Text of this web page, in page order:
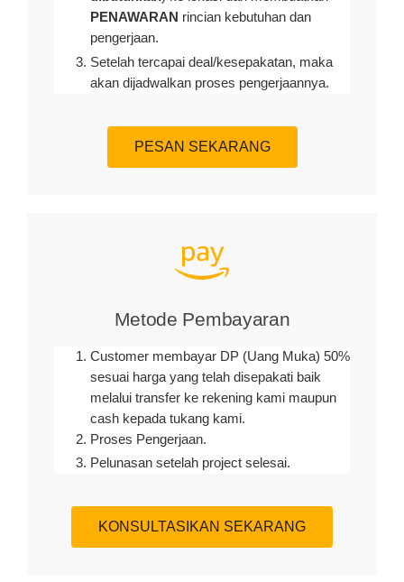
PENAWARAN rincian kebutuhan dan
pengerjaan.
Setelah tercapai deal/kesepakatan, maka
akan dijadwalkan proses pengerjaannya.
PESAN SEKARANG
Metode Pembayaran
Customer membayar DP (Uang Muka) 50%
sesuai harga yang telah disepakati baik
melalui transfer ke rekening kami maupun
cash kepada tukang kami.
Proses Pengerjaan.
Pelunasan setelah project selesai.
KONSULTASIKAN SEKARANG